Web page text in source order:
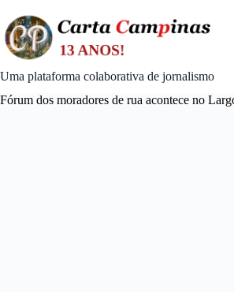
content
Uma plataforma colaborativa de jornalismo
Fórum dos moradores de rua acontece no